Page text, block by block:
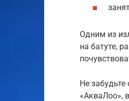
Одним из
на батуте,
Не
«АкваЛоо»,